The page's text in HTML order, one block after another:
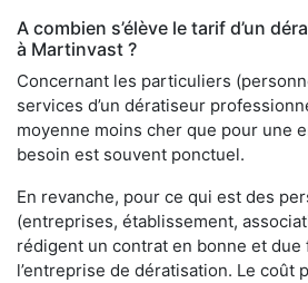
A combien s’élève le tarif d’un
à Martinvast ?
Concernant les particuliers
services d’un dératiseur
moyenne moins cher que pour une
besoin est souvent ponctuel.
En revanche, pour ce qui est des
(entreprises, établissement,
rédigent un contrat en bonne et due
l’entreprise de dératisation. Le coût